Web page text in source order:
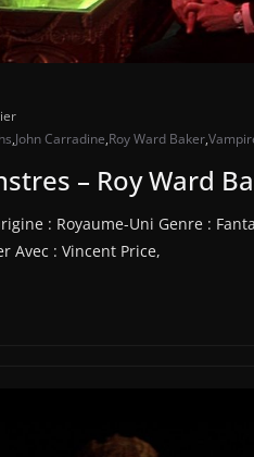
,John Carradine,Roy Ward Baker,
– Roy Ward
: Royaume-Uni Genre :
Avec : Vincent Price,